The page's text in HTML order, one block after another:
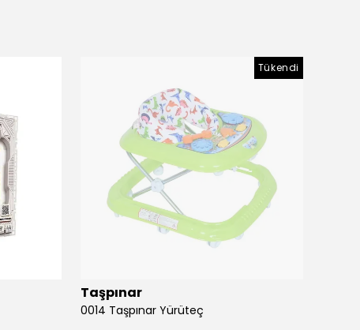
Tükendi
Taşpınar
0014 Taşpınar Yürüteç